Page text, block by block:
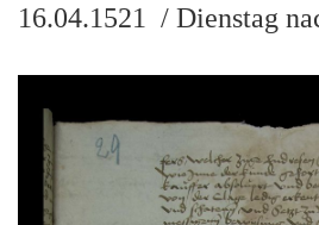
16.04.1521 / Dienstag